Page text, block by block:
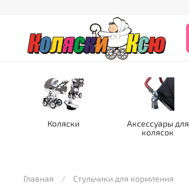
Коляски
Аксессуары для
колясок
Главная Стульчики для кормления